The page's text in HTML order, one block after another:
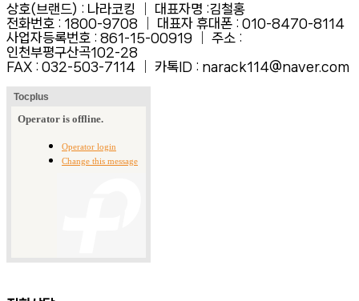
상호(브랜드) : 나라코킹 │ 대표자명 :김철홍
전화번호 : 1800-9708 │ 대표자 휴대폰 : 010-8470-8114
사업자등록번호 : 861-15-00919 │ 주소 :
인천부평구산곡102-28
FAX : 032-503-7114 │ 카톡ID : narack114@naver.com